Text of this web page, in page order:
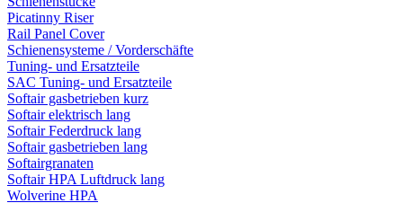
Picatinny Riser
Rail Panel Cover
Schienensysteme / Vorderschäfte
Tuning- und Ersatzteile
SAC Tuning- und Ersatzteile
Softair gasbetrieben kurz
Softair elektrisch lang
Softair Federdruck lang
Softair gasbetrieben lang
Softairgranaten
Softair HPA Luftdruck lang
Wolverine HPA